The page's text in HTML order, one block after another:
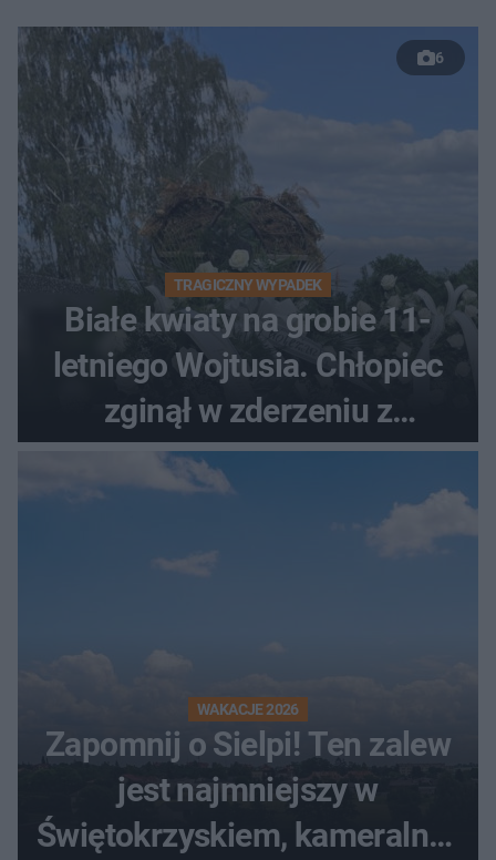
6
TRAGICZNY WYPADEK
Białe kwiaty na grobie 11-
letniego Wojtusia. Chłopiec
zginął w zderzeniu z
kombajnem
WAKACJE 2026
Zapomnij o Sielpi! Ten zalew
jest najmniejszy w
Świętokrzyskiem, kameralny i